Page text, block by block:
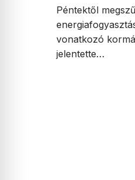
Péntektől
vonatkozó
jelentette…